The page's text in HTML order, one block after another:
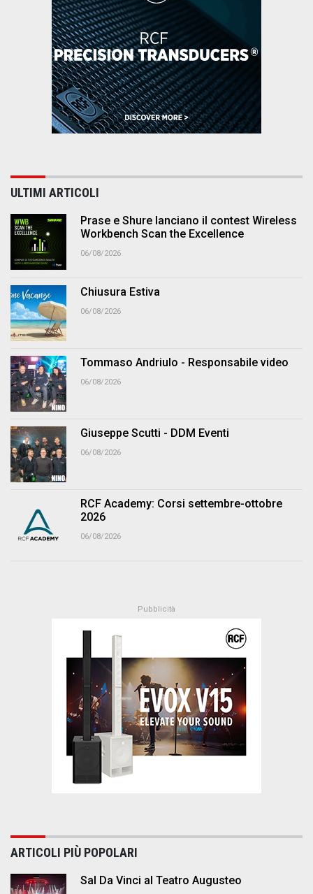
ULTIMI ARTICOLI
Prase e Shure lanciano il contest Wireless
Workbench Scan the Excellence
06/08/2026
Chiusura Estiva
06/08/2026
Tommaso Andriulo - Responsabile video
06/08/2026
Giuseppe Scutti - DDM Eventi
06/08/2026
RCF Academy: Corsi settembre-ottobre
2026
06/08/2026
ARTICOLI PIÙ POPOLARI
Sal Da Vinci al Teatro Augusteo